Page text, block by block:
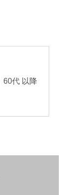
60代 以降